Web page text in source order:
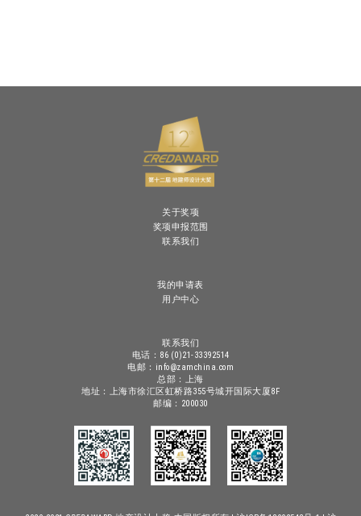
关于奖项
奖项申报范围
联系我们
我的申请表
用户中心
联系我们
电话：86 (0)21-33392514
电邮：info@zamchina.com
总部：上海
地址：上海市徐汇区虹桥路355号城开国际大厦8F
邮编：200030